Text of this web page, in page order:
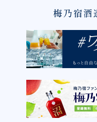
梅乃宿酒